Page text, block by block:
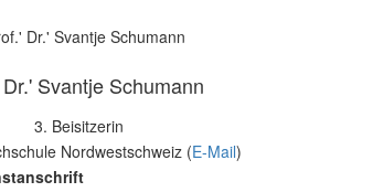
Svantje Schumann
3. Beisitzerin
Nordwestschweiz (E-Mail)